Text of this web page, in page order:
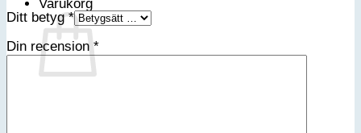
Varukorg
Ditt betyg*
Din recension *